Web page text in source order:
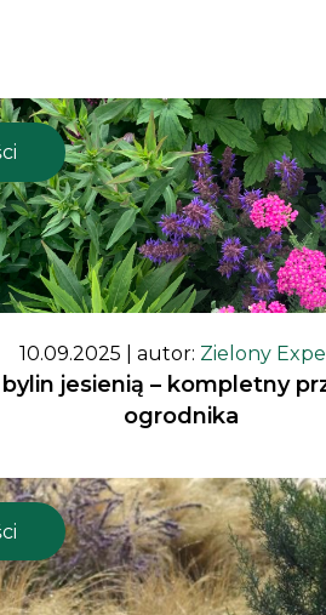
10.09.2025 | autor: Zielony
jesienią – kompletny
ogrodnika